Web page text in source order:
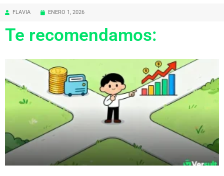
FLAVIA ENERO 1, 2026
Te recomendamos: